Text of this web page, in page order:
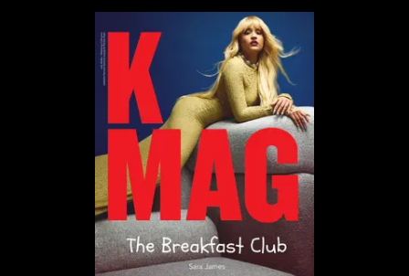
W surowego ojca i jednocześnie managera zespołu
Joe Jacksona wcieli się Colman Domingo („Sing Sing”,
„Cztery pory roku”), zaś mamę Katherine Jackson
zagra Nia Long („Agent XXL”, „Drużba”). W obsadzie
znaleźli się również Kat Graham jako Diana Ross,
Miles Teller, Laura Harrier, Kendrick Sampson,